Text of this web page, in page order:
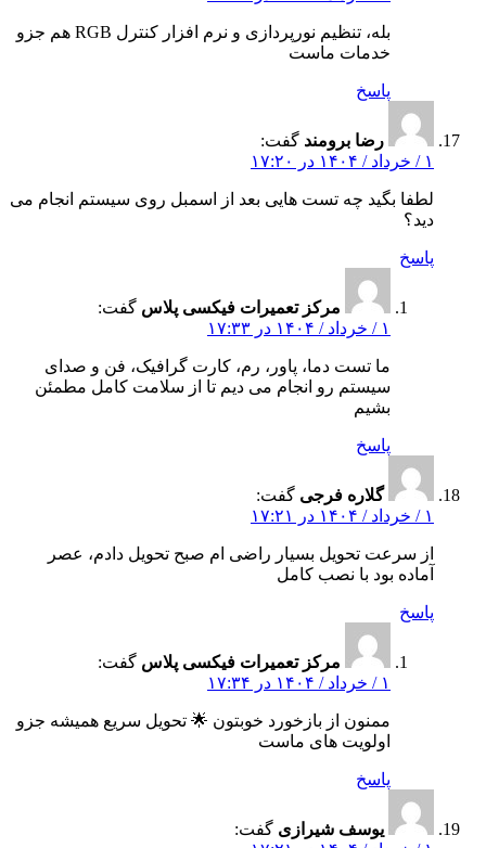
بله، تنظیم نورپردازی و نرم‌ افزار کنترل RGB هم جزو
خدمات ماست
پاسخ
رضا برومند گفت:
۱ / خرداد / ۱۴۰۴ در ۱۷:۲۰
لطفا بگید چه تست‌ هایی بعد از اسمبل روی سیستم انجام می‌
دید؟
پاسخ
مرکز تعمیرات فیکسی پلاس گفت:
۱ / خرداد / ۱۴۰۴ در ۱۷:۳۳
ما تست دما، پاور، رم، کارت گرافیک، فن و صدای
سیستم رو انجام می‌ دیم تا از سلامت کامل مطمئن
بشیم
پاسخ
گلاره فرجی گفت:
۱ / خرداد / ۱۴۰۴ در ۱۷:۲۱
از سرعت تحویل بسیار راضی‌ ام صبح تحویل دادم، عصر
آماده بود با نصب کامل
پاسخ
مرکز تعمیرات فیکسی پلاس گفت:
۱ / خرداد / ۱۴۰۴ در ۱۷:۳۴
ممنون از بازخورد خوبتون 🌟 تحویل سریع همیشه جزو
اولویت‌ های ماست
پاسخ
یوسف شیرازی گفت: